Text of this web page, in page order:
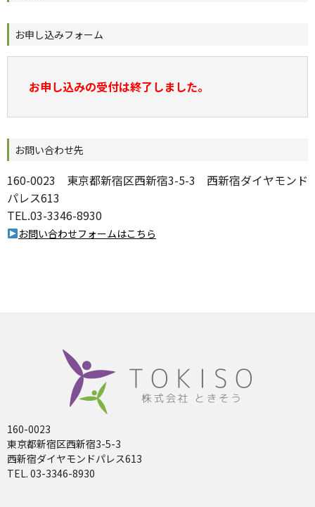
お申し込みフォーム
お申し込みの受付は終了しました。
お問い合わせ先
160-0023 東京都新宿区西新宿3-5-3 西新宿ダイヤモンド
パレス613
TEL.03-3346-8930
お問い合わせフォームはこちら
160-0023
東京都新宿区西新宿3-5-3
西新宿ダイヤモンドパレス613
TEL. 03-3346-8930